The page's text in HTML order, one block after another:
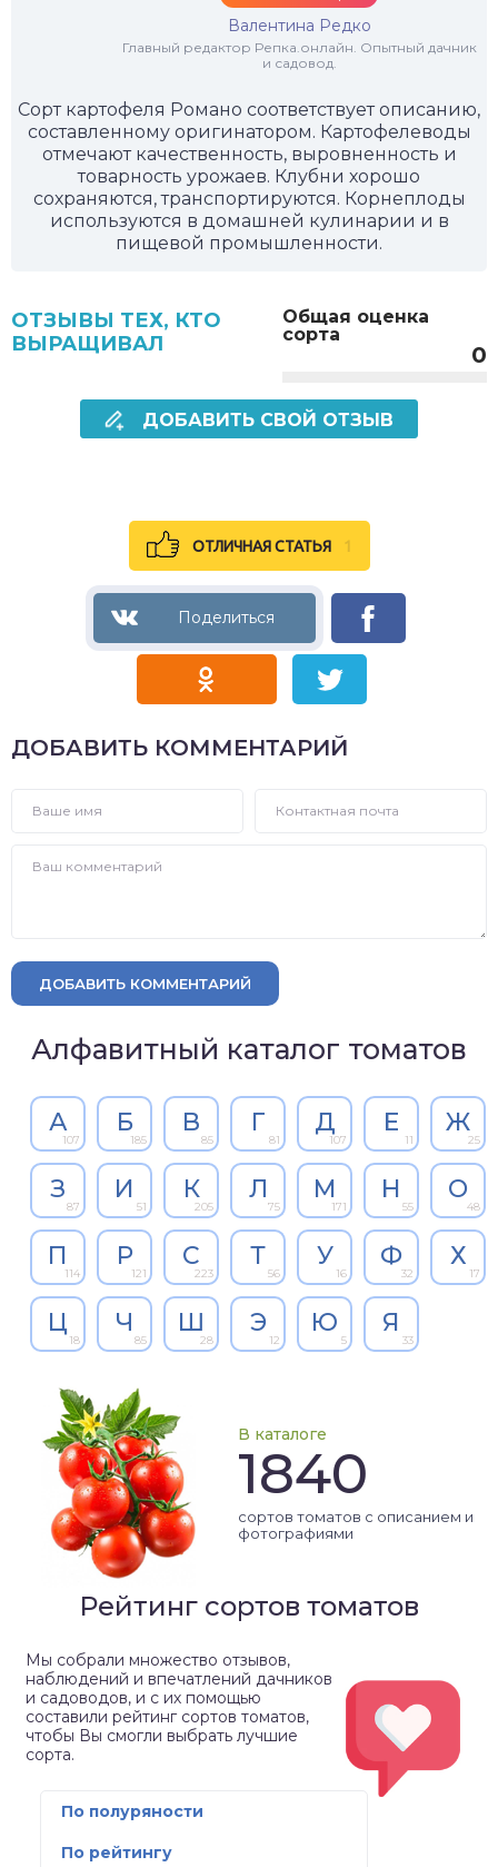
Валентина Редко
Главный редактор Репка.онлайн. Опытный дачник
и садовод.
Сорт картофеля Романо соответствует описанию,
составленному оригинатором. Картофелеводы
отмечают качественность, выровненность и
товарность урожаев. Клубни хорошо
сохраняются, транспортируются. Корнеплоды
используются в домашней кулинарии и в
пищевой промышленности.
Общая оценка
сорта
0
ОТЗЫВЫ ТЕХ, КТО
ВЫРАЩИВАЛ
ДОБАВИТЬ СВОЙ ОТЗЫВ
ОТЛИЧНАЯ СТАТЬЯ 1
ДОБАВИТЬ КОММЕНТАРИЙ
ДОБАВИТЬ КОММЕНТАРИЙ
Алфавитный каталог томатов
А
107
Б
185
В
85
Г
81
Д
107
Е
11
Ж
25
З
87
И
51
К
205
Л
75
М
171
Н
55
О
48
П
114
Р
121
С
223
Т
56
У
16
Ф
32
Х
17
Ц
18
Ч
85
Ш
28
Э
12
Ю
5
Я
33
В каталоге
1840
сортов томатов с описанием и
фотографиями
Рейтинг сортов томатов
Мы собрали множество отзывов,
наблюдений и впечатлений дачников
и садоводов, и с их помощью
составили рейтинг сортов томатов,
чтобы Вы смогли выбрать лучшие
сорта.
По полуряности
По рейтингу